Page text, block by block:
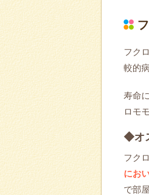
フク
較的
寿命
ロモ
◆オ
フク
にお
で部